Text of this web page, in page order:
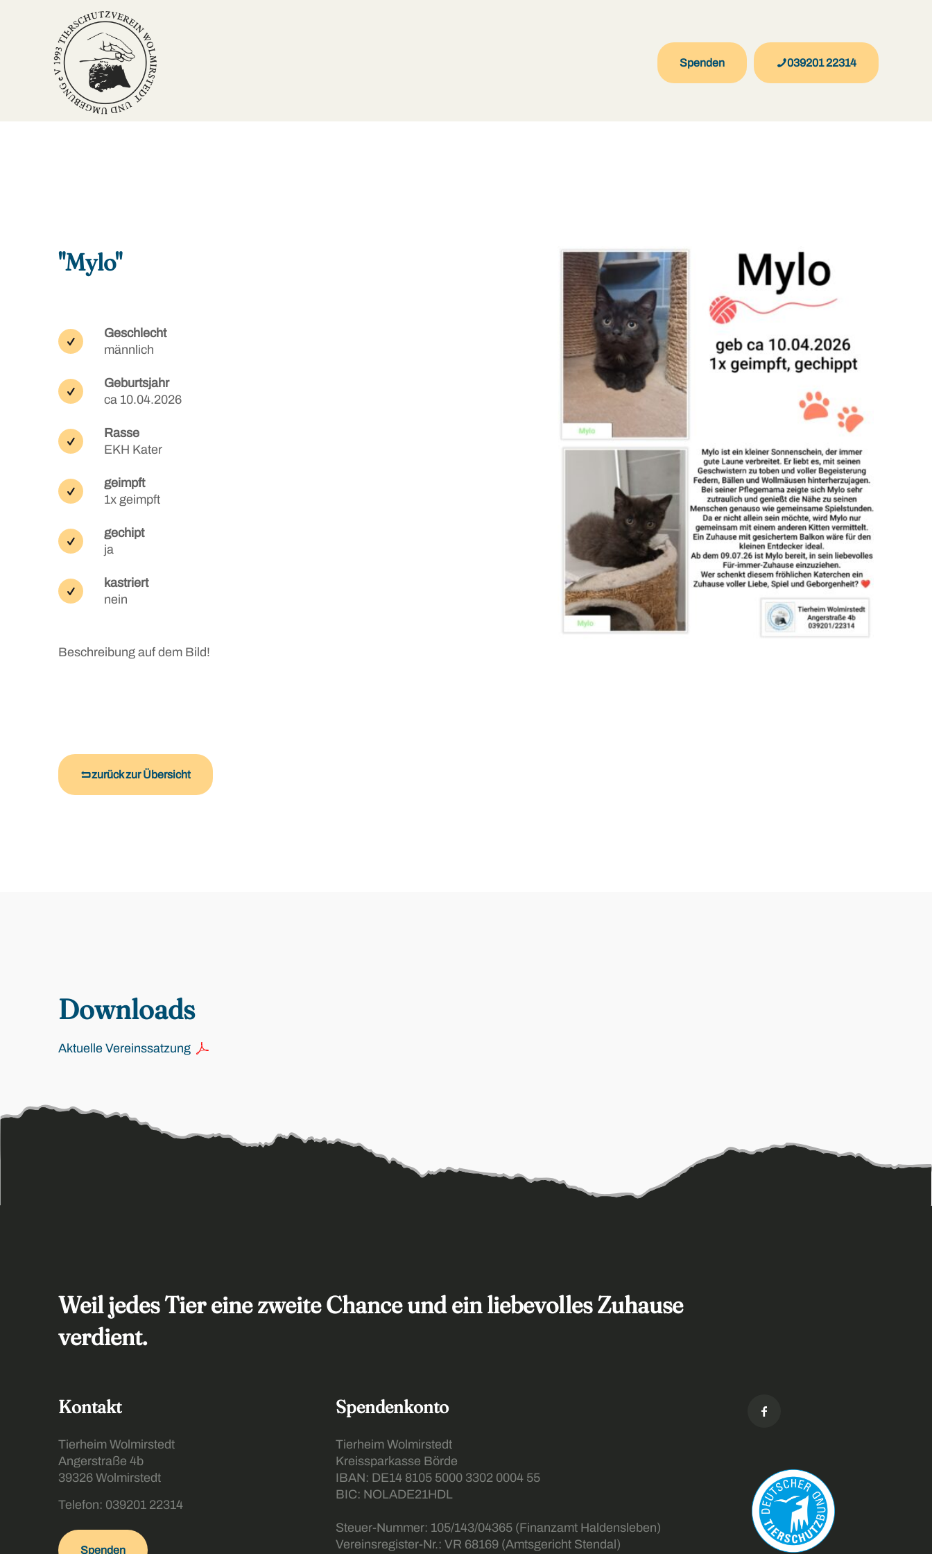
Spenden 039201 22314
"Mylo"
Geschlecht
männlich
Geburtsjahr
ca 10.04.2026
Rasse
EKH Kater
geimpft
1x geimpft
gechipt
ja
kastriert
nein
Beschreibung auf dem Bild!
zurück zur Übersicht
Downloads
Aktuelle Vereinssatzung
Weil jedes Tier eine zweite Chance und ein liebevolles Zuhause
verdient.
Kontakt
Tierheim Wolmirstedt
Angerstraße 4b
39326 Wolmirstedt
Telefon: 039201 22314
Spenden
Spendenkonto
Tierheim Wolmirstedt
Kreissparkasse Börde
IBAN: DE14 8105 5000 3302 0004 55
BIC: NOLADE21HDL
Steuer-Nummer: 105/143/04365 (Finanzamt Haldensleben)
Vereinsregister-Nr.: VR 68169 (Amtsgericht Stendal)